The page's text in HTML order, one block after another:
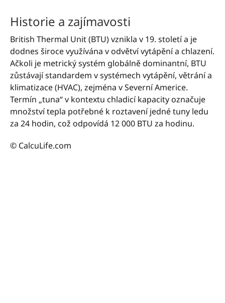
Historie a zajímavosti
British Thermal Unit (BTU) vznikla v 19. století a je
dodnes široce využívána v odvětví vytápění a chlazení.
Ačkoli je metrický systém globálně dominantní, BTU
zůstávají standardem v systémech vytápění, větrání a
klimatizace (HVAC), zejména v Severní Americe.
Termín „tuna“ v kontextu chladicí kapacity označuje
množství tepla potřebné k roztavení jedné tuny ledu
za 24 hodin, což odpovídá 12 000 BTU za hodinu.
© CalcuLife.com